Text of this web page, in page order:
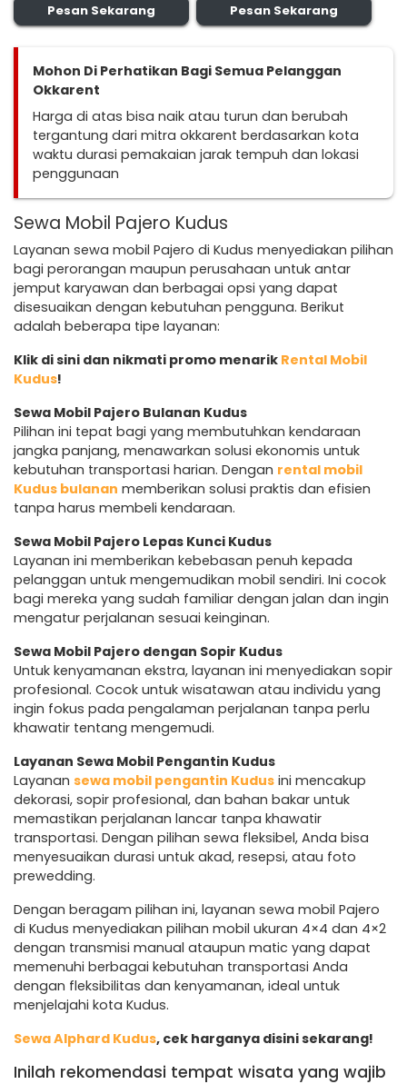
Pesan Sekarang Pesan Sekarang
Mohon Di Perhatikan Bagi Semua Pelanggan
Okkarent
Harga di atas bisa naik atau turun dan berubah
tergantung dari mitra okkarent berdasarkan kota
waktu durasi pemakaian jarak tempuh dan lokasi
penggunaan
Sewa Mobil Pajero Kudus
Layanan sewa mobil Pajero di Kudus menyediakan pilihan
bagi perorangan maupun perusahaan untuk antar
jemput karyawan dan berbagai opsi yang dapat
disesuaikan dengan kebutuhan pengguna. Berikut
adalah beberapa tipe layanan:
Klik di sini dan nikmati promo menarik Rental Mobil
Kudus!
Sewa Mobil Pajero Bulanan Kudus
Pilihan ini tepat bagi yang membutuhkan kendaraan
jangka panjang, menawarkan solusi ekonomis untuk
kebutuhan transportasi harian. Dengan rental mobil
Kudus bulanan memberikan solusi praktis dan efisien
tanpa harus membeli kendaraan.
Sewa Mobil Pajero Lepas Kunci Kudus
Layanan ini memberikan kebebasan penuh kepada
pelanggan untuk mengemudikan mobil sendiri. Ini cocok
bagi mereka yang sudah familiar dengan jalan dan ingin
mengatur perjalanan sesuai keinginan.
Sewa Mobil Pajero dengan Sopir Kudus
Untuk kenyamanan ekstra, layanan ini menyediakan sopir
profesional. Cocok untuk wisatawan atau individu yang
ingin fokus pada pengalaman perjalanan tanpa perlu
khawatir tentang mengemudi.
Layanan Sewa Mobil Pengantin Kudus
Layanan sewa mobil pengantin Kudus ini mencakup
dekorasi, sopir profesional, dan bahan bakar untuk
memastikan perjalanan lancar tanpa khawatir
transportasi. Dengan pilihan sewa fleksibel, Anda bisa
menyesuaikan durasi untuk akad, resepsi, atau foto
prewedding.
Dengan beragam pilihan ini, layanan sewa mobil Pajero
di Kudus menyediakan pilihan mobil ukuran 4×4 dan 4×2
dengan transmisi manual ataupun matic yang dapat
memenuhi berbagai kebutuhan transportasi Anda
dengan fleksibilitas dan kenyamanan, ideal untuk
menjelajahi kota Kudus.
Sewa Alphard Kudus, cek harganya disini sekarang!
Inilah rekomendasi tempat wisata yang wajib